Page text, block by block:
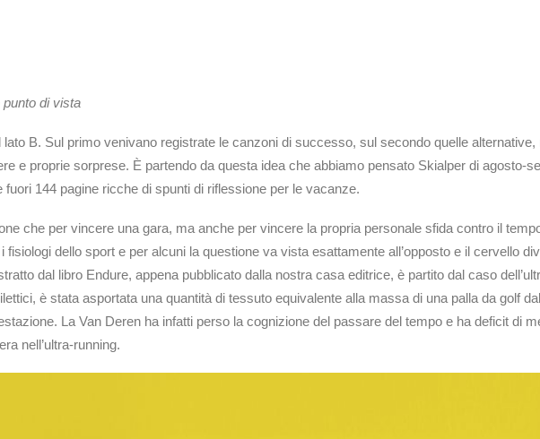
punto di vista
lato B. Sul primo venivano registrate le canzoni di successo, sul secondo quelle
e proprie sorprese. È partendo da questa idea che abbiamo pensato Skialper di agosto-
fuori 144 pagine ricche di spunti di riflessione per le vacanze.
che per vincere una gara, ma anche per vincere la propria personale sfida contro il
dello sport e per alcuni la questione va vista esattamente all’opposto e il cervello
dal libro Endure, appena pubblicato dalla nostra casa editrice, è partito dal caso
è stata asportata una quantità di tessuto equivalente alla massa di una palla da golf
La Van Deren ha infatti perso la cognizione del passare del tempo e ha deficit di
nell’ultra-running.